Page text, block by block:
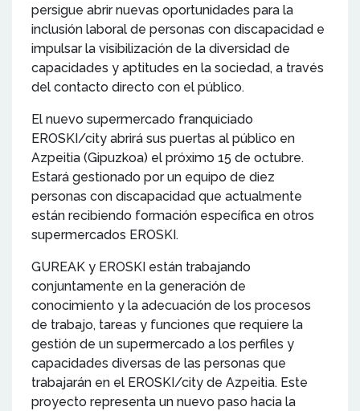
persigue abrir nuevas oportunidades para la
inclusión laboral de personas con discapacidad e
impulsar la visibilización de la diversidad de
capacidades y aptitudes en la sociedad, a través
del contacto directo con el público.
El nuevo supermercado franquiciado
EROSKI/city abrirá sus puertas al público en
Azpeitia (Gipuzkoa) el próximo 15 de octubre.
Estará gestionado por un equipo de diez
personas con discapacidad que actualmente
están recibiendo formación específica en otros
supermercados EROSKI.
GUREAK y EROSKI están trabajando
conjuntamente en la generación de
conocimiento y la adecuación de los procesos
de trabajo, tareas y funciones que requiere la
gestión de un supermercado a los perfiles y
capacidades diversas de las personas que
trabajarán en el EROSKI/city de Azpeitia. Este
proyecto representa un nuevo paso hacia la